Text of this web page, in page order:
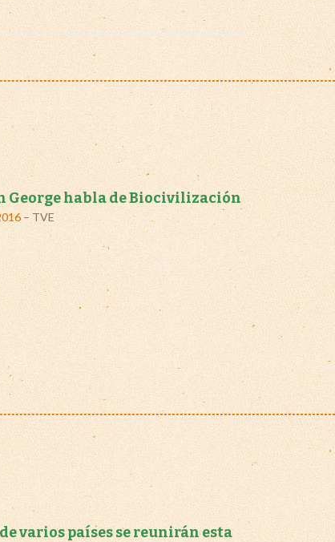
George habla de Biocivilización
– TVE
varios países se reunirán esta